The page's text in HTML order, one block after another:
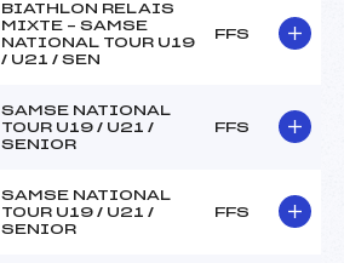
BIATHLON RELAIS
MIXTE – SAMSE
NATIONAL TOUR U19
/ U21 / SEN
FFS
SAMSE NATIONAL
TOUR U19 / U21 /
SENIOR
FFS
SAMSE NATIONAL
TOUR U19 / U21 /
SENIOR
FFS